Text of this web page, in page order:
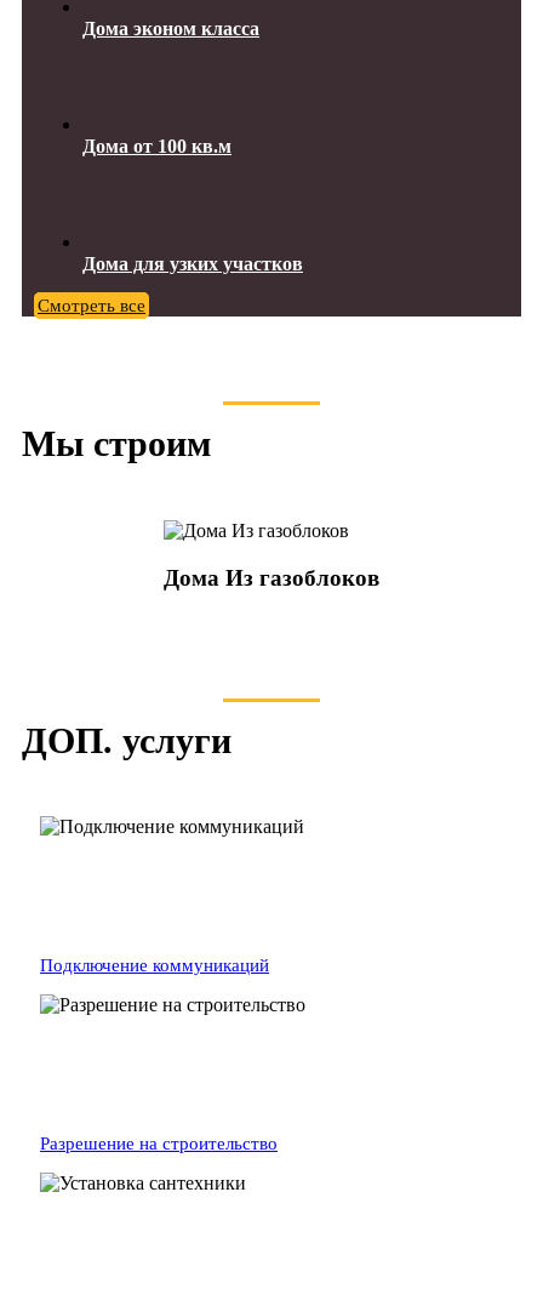
Дома эконом класса
Дома от 100 кв.м
Дома для узких участков
Смотреть все
Мы строим
Дома Из газоблоков
ДОП. услуги
Подключение коммуникаций
Разрешение на строительство